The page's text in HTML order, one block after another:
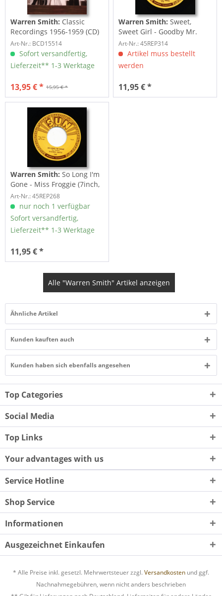
Warren Smith: Classic
Recordings 1956-1959 (CD)
Art-Nr.: BCD15514
Sofort versandfertig,
Lieferzeit** 1-3 Werktage
15,95 € *
13,95 € *
Warren Smith: Sweet,
Sweet Girl - Goodby Mr.
Love (7inch, 45rpm)
Art-Nr.: 45REP314
Artikel muss bestellt
werden
11,95 € *
Warren Smith: So Long I'm
Gone - Miss Froggie (7inch,
45rpm)
Art-Nr.: 45REP268
nur noch 1 verfügbar
Sofort versandfertig,
Lieferzeit** 1-3 Werktage
11,95 € *
Alle "Warren Smith" Artikel anzeigen
Ähnliche Artikel
Kunden kauften auch
Kunden haben sich ebenfalls angesehen
Top Categories
Social Media
Top Links
Your advantages with us
Service Hotline
Shop Service
Informationen
Ausgezeichnet Einkaufen
* Alle Preise inkl. gesetzl. Mehrwertsteuer zzgl. Versandkosten und ggf.
Nachnahmegebühren, wenn nicht anders beschrieben